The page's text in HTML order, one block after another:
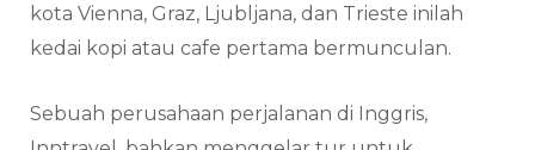
kota Vienna, Graz, Ljubljana, dan Trieste inilah
kedai kopi atau cafe pertama bermunculan.
Sebuah perusahaan perjalanan di Inggris,